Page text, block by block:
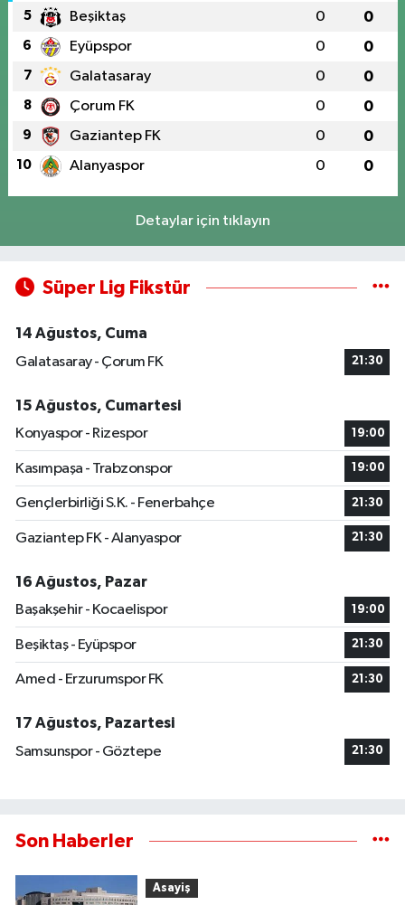
5 Beşiktaş 0 0
6 Eyüpspor 0 0
7 Galatasaray 0 0
8 Çorum FK 0 0
9 Gaziantep FK 0 0
10 Alanyaspor 0 0
Detaylar için tıklayın
Süper Lig Fikstür
14 Ağustos, Cuma
Galatasaray - Çorum FK
21:30
15 Ağustos, Cumartesi
Konyaspor - Rizespor
19:00
Kasımpaşa - Trabzonspor 19:00
Gençlerbirliği S.K. - Fenerbahçe 21:30
Gaziantep FK - Alanyaspor 21:30
16 Ağustos, Pazar
Başakşehir - Kocaelispor
19:00
Beşiktaş - Eyüpspor 21:30
Amed - Erzurumspor FK 21:30
17 Ağustos, Pazartesi
Samsunspor - Göztepe
21:30
Son Haberler
Asayiş